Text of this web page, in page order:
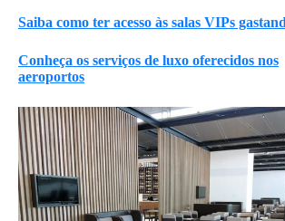
Saiba como ter acesso às salas VIPs
Conheça os serviços de luxo oferecidos nos
aeroportos